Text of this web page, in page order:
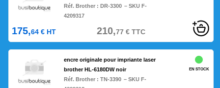
Réf. Brother :DR-3300 – SKU F-
4209317
175,64 € HT 210,77 €TTC
encre originale pour impriante laser
brother HL-6180DW noir
Réf. Brother :TN-3390 – SKU F-
EN STOCK